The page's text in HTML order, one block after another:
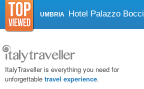
UMBRIA Hotel Palazzo Bocci
ItalyTraveller is everything you need for
unforgettable travel experience.